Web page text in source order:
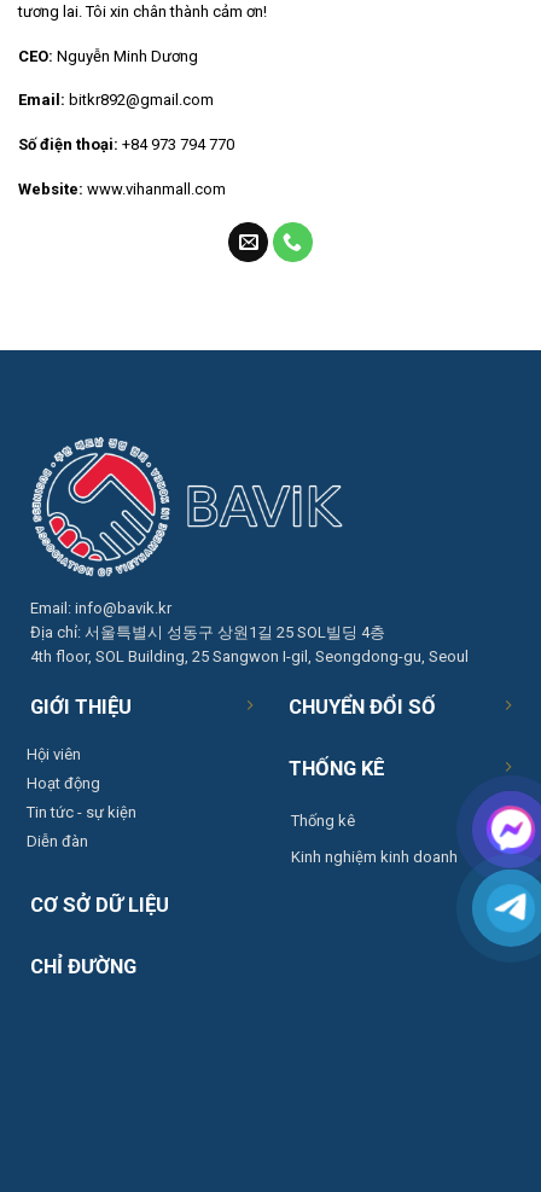
tương lai. Tôi xin chân thành cảm ơn!
CEO: Nguyễn Minh Dương
Email: bitkr892@gmail.com
Số điện thoại: +84 973 794 770
Website: www.vihanmall.com
Email: info@bavik.kr
Địa chỉ: 서울특별시 성동구 상원1길 25 SOL빌딩 4층
4th floor, SOL Building, 25 Sangwon I-gil, Seongdong-gu, Seoul
GIỚI THIỆU
Hội viên
Hoạt động
Tin tức - sự kiện
Diễn đàn
CƠ SỞ DỮ LIỆU
CHUYỂN ĐỔI SỐ
THỐNG KÊ
Thống kê
Kinh nghiệm kinh doanh
CHỈ ĐƯỜNG